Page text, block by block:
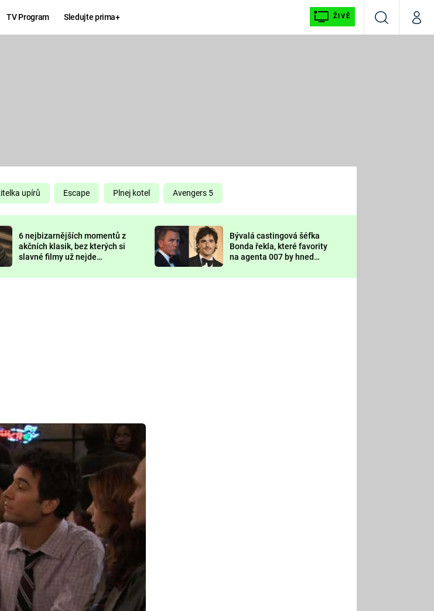
TV Program Sledujte prima+ ŽIVĚ
VyhledáváníMůj
KOMEDIE
CHUCK
NORRIS
DEADPOOL
Prima LAJK
Sledujte nás
upírů Escape Plnej kotel Avengers 5
6 nejbizarnějších momentů z
akčních klasik, bez kterých si
slavné filmy už nejde
Bývalá castingová šéfka
Bonda řekla, které favority
na agenta 007 by hned